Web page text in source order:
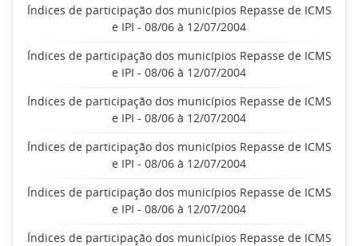
Índices de participação dos municípios Repasse de ICMS
e IPI - 08/06 à 12/07/2004
Índices de participação dos municípios Repasse de ICMS
e IPI - 08/06 à 12/07/2004
Índices de participação dos municípios Repasse de ICMS
e IPI - 08/06 à 12/07/2004
Índices de participação dos municípios Repasse de ICMS
e IPI - 08/06 à 12/07/2004
Índices de participação dos municípios Repasse de ICMS
e IPI - 08/06 à 12/07/2004
Índices de participação dos municípios Repasse de ICMS